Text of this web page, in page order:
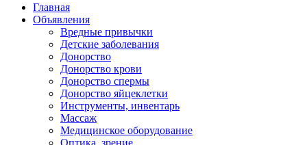
Главная
Объявления
Вредные привычки
Детские заболевания
Донорство
Донорство крови
Донорство спермы
Донорство яйцеклетки
Инструменты, инвентарь
Массаж
Медицинское оборудование
Оптика, зрение